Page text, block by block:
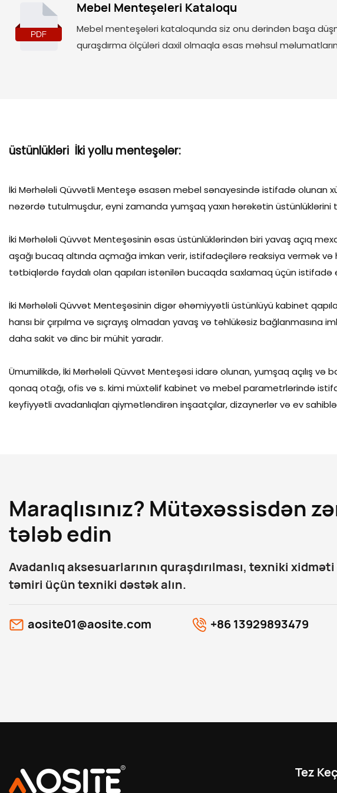
çevrilir. Evdə yeni bir fəsil
AOSITE aparat
həyatın rahat, davamlı və
Mebel Menteşeleri Kataloqu
Mebel menteşələri kataloqunda siz onu dərindən başa
quraşdırma ölçüləri daxil olmaqla əsas məhsul
üstünlükləri İki yollu menteşələr:
İki Mərhələli Qüvvətli Menteşə əsasən mebel sənayesində istifadə olunan
nəzərdə tutulmuşdur, eyni zamanda yumşaq yaxın hərəkətin üstünlüklərini
İki Mərhələli Qüvvət Menteşəsinin əsas üstünlüklərindən biri yavaş açıq
aşağı bucaq altında açmağa imkan verir, istifadəçilərə reaksiya vermək
tətbiqlərdə faydalı olan qapıları istənilən bucaqda saxlamaq üçün istifadə
İki Mərhələli Qüvvət Menteşəsinin digər əhəmiyyətli üstünlüyü kabinet
hansı bir çırpılma və sıçrayış olmadan yavaş və təhlükəsiz bağlanmasına
daha sakit və dinc bir mühit yaradır.
Ümumilikdə, İki Mərhələli Qüvvət Menteşəsi idarə olunan, yumşaq açılış
qonaq otağı, ofis və s. kimi müxtəlif kabinet və mebel parametrlərində
keyfiyyətli avadanlıqları qiymətləndirən inşaatçılar, dizaynerlər və ev
Maraqlısınız? Mütəxəssisdən
tələb edin
Avadanlıq aksesuarlarının quraşdırılması, texniki
təmiri üçün texniki dəstək alın.
aosite01@aosite.com +86 13929893479
Tez